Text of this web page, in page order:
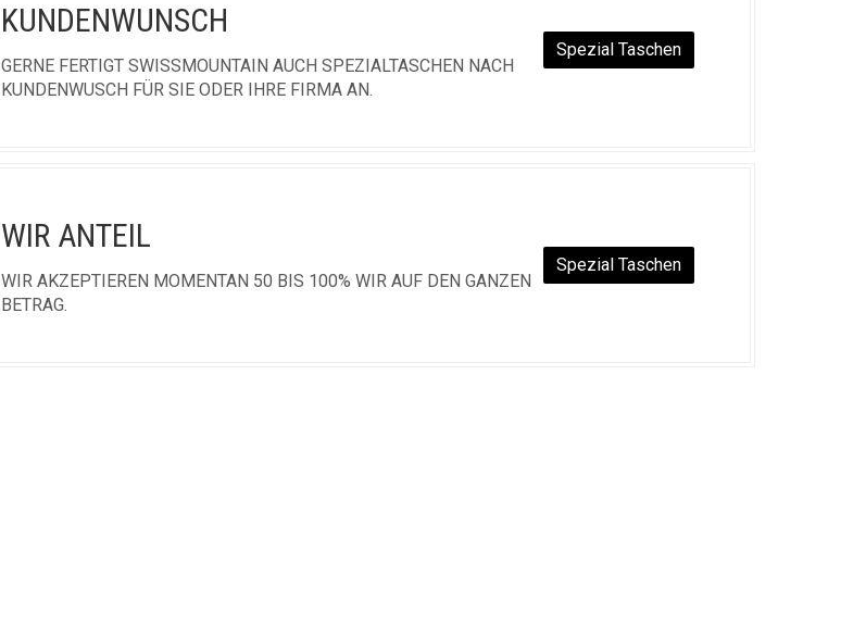
KUNDENWUNSCH
GERNE FERTIGT SWISSMOUNTAIN AUCH SPEZIALTASCHEN NACH
KUNDENWUSCH FÜR SIE ODER IHRE FIRMA AN.
Spezial Taschen
WIR ANTEIL
WIR AKZEPTIEREN MOMENTAN 50 BIS 100% WIR AUF DEN GANZEN
BETRAG.
Spezial Taschen